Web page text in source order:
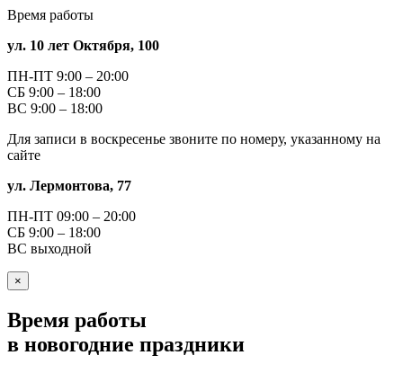
Время работы
ул. 10 лет Октября, 100
ПН-ПТ 9:00 – 20:00
СБ 9:00 – 18:00
ВС 9:00 – 18:00
Для записи в воскресенье звоните по номеру, указанному на
сайте
ул. Лермонтова, 77
ПН-ПТ 09:00 – 20:00
СБ 9:00 – 18:00
ВС выходной
×
Время работы
в новогодние праздники